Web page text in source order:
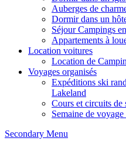
Auberges de
Dormir dans un
Séjour Campings
Appartements à
Location voitures
Location de
Voyages organisés
Expéditions ski
Lakeland
Cours et circuits de
Semaine de voyage
Secondary Menu